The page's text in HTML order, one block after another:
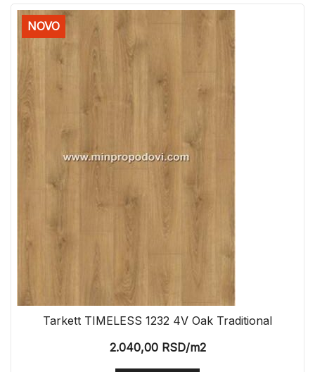
NOVO
Tarkett TIMELESS 1232 4V Oak Traditional
2.040,00RSD/m2